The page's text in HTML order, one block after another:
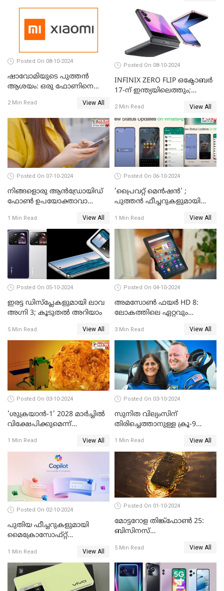
Posted On 08-10-2024
ഷാവോമിയുടെ പുത്തൻ
ആശയം: ഒരു ഫോണിനെ
2 Min Read View All
Posted On 08-10-2024
INFINIX ZERO FLIP ഒക്ടോബർ
17-ന് ഇന്ത്യയിലെത്തും;
കാര്യങ്ങൾ
2 Min Read View All
Posted On 07-10-2024
നിങ്ങളൊരു ആൻഡ്രോയിഡ്
ഫോൺ ഉപയോക്താവാണോ?
വാർത്ത!
1 Min Read View All
Posted On 06-10-2024
'പ്രൈവറ്റ് മെന്‍ഷന്‍' ;
പുത്തന്‍ ഫീച്ചറുകളുമായി
1 Min Read View All
Posted On 05-10-2024
ഇരട്ട ഡിസ്‌പ്ലേകളുമായി ലാവ
അഗ്നി 3; കൂടുതൽ അറിയാം
5 Min Read View All
Posted On 04-10-2024
അമസോൺ ഫയർ HD 8:
ലോകത്തിലെ ഏറ്റവും
എത്തി!
3 Min Read View All
Posted On 03-10-2024
'ശുക്രയാന്‍-1' 2028 മാര്‍ച്ചില്‍
വിക്ഷേപിക്കുമെന്ന്
1 Min Read View All
Posted On 03-10-2024
സുനിത വില്യംസിന്
തിരിച്ചെത്താനുള്ള ക്രൂ-9
ഐഎസ്എസിലെത്തി
1 Min Read View All
Posted On 02-10-2024
പുതിയ ഫീച്ചറുകളുമായി
മൈക്രോസോഫ്റ്റ്
1 Min Read View All
Posted On 01-10-2024
മോട്ടറോള തിങ്ക്ഫോൺ 25:
ബിസിനസ്
പുതിയൊരു കരുത്ത്
5 Min Read View All